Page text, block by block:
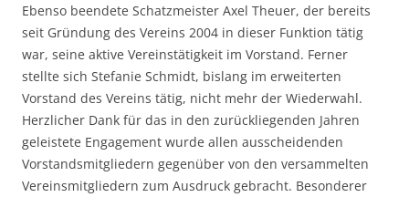
Ebenso beendete Schatzmeister Axel Theuer, der bereits
seit Gründung des Vereins 2004 in dieser Funktion tätig
war, seine aktive Vereinstätigkeit im Vorstand. Ferner
stellte sich Stefanie Schmidt, bislang im erweiterten
Vorstand des Vereins tätig, nicht mehr der Wiederwahl.
Herzlicher Dank für das in den zurückliegenden Jahren
geleistete Engagement wurde allen ausscheidenden
Vorstandsmitgliedern gegenüber von den versammelten
Vereinsmitgliedern zum Ausdruck gebracht. Besonderer